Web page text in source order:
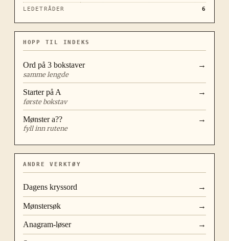
LEDETRÅDER
6
HOPP TIL INDEKS
Ord på 3 bokstaver
samme lengde
→
Starter på A
første bokstav
→
Mønstera??
fyll inn rutene
→
ANDRE VERKTØY
Dagens kryssord →
Mønstersøk →
Anagram-løser →